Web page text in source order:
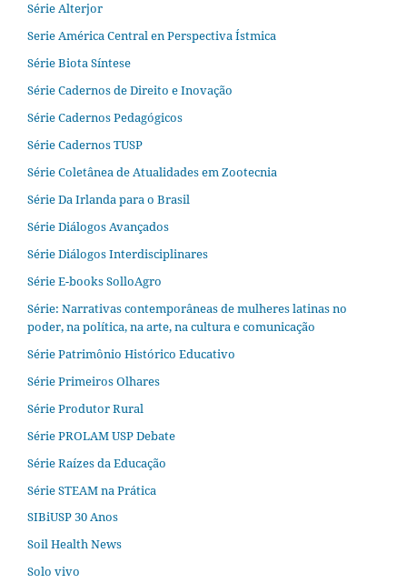
Série Alterjor
Serie América Central en Perspectiva Ístmica
Série Biota Síntese
Série Cadernos de Direito e Inovação
Série Cadernos Pedagógicos
Série Cadernos TUSP
Série Coletânea de Atualidades em Zootecnia
Série Da Irlanda para o Brasil
Série Diálogos Avançados
Série Diálogos Interdisciplinares
Série E-books SolloAgro
Série: Narrativas contemporâneas de mulheres latinas no
poder, na política, na arte, na cultura e comunicação
Série Patrimônio Histórico Educativo
Série Primeiros Olhares
Série Produtor Rural
Série PROLAM USP Debate
Série Raízes da Educação
Série STEAM na Prática
SIBiUSP 30 Anos
Soil Health News
Solo vivo